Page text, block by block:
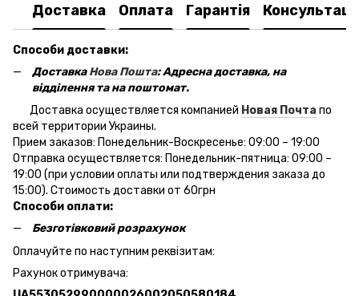
Доставка Оплата Гарантія
Способи доставки:
ДоставкаНова Пошта: Адресна доставка, на
відділення та на поштомат.
Доставка осуществляется компанией Новая Почта по
всей территории Украины.
Прием заказов: Понедельник-Воскресенье: 09:00 – 19:00
Отправка осуществляется: Понедельник-пятница: 09:00 –
19:00 (при условии оплаты или подтверждения заказа до
15:00). Стоимость доставки от 60грн
Способи оплати:
Безготівковий розрахунок
Оплачуйте по наступним реквізитам:
Рахунок отримувача: